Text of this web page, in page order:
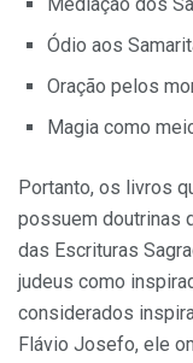
Mediação dos
Ódio aos
Oração pelos
Magia como
Portanto, os livros
possuem doutrinas
das Escrituras
judeus como
considerados
Flávio Josefo, ele